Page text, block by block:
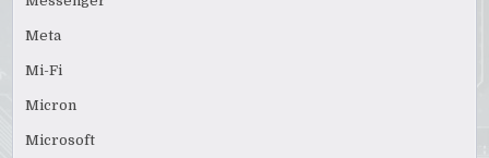
Meta
Mi-Fi
Micron
Microsoft